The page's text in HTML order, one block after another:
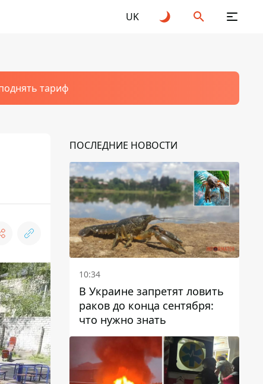
UK
тариф
ПОСЛЕДНИЕ НОВОСТИ
10:34
В Украине запретят ловить
раков до конца сентября:
что нужно знать